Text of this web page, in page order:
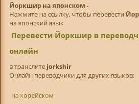
Йоркшир на японском -
Нажмите на ссылку, чтобы перевести
на японский язык
Перевести Йоркшир в
онлайн
в транслитe jorkshir
Онлайн переводчики для других языков:
на корейском